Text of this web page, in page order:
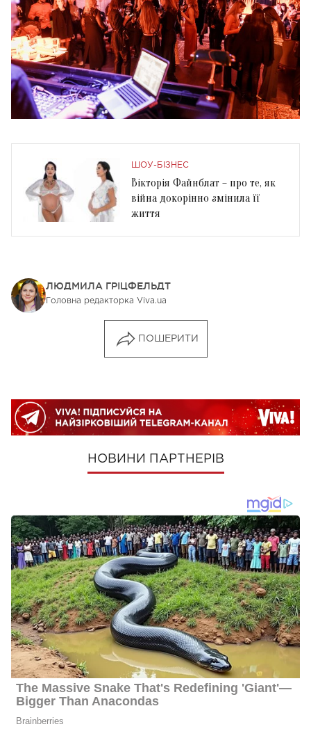
ШОУ-БІЗНЕС
Вікторія Файнблат – про те, як
війна докорінно змінила її
життя
ЛЮДМИЛА ГРІЦФЕЛЬДТ
Головна редакторка Viva.ua
ПОШЕРИТИ
НОВИНИ ПАРТНЕРІВ